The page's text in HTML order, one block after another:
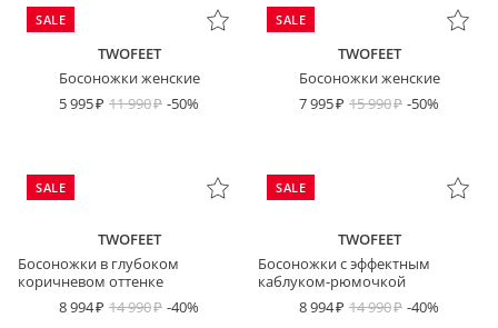
SALE
TWOFEET
Босоножки женские
5 995
11 990 -50%
SALE
TWOFEET
Босоножки женские
7 995
15 990 -50%
SALE
TWOFEET
Босоножки в глубоком
коричневом оттенке
8 994
14 990 -40%
SALE
TWOFEET
Босоножки с эффектным
каблуком-рюмочкой
8 994
14 990 -40%